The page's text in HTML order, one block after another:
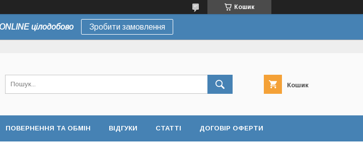
Кошик
цілодобово Зробити замовлення
Кошик
ПОВЕРНЕННЯ ТА ОБМІН ВІДГУКИ СТАТТІ ДОГОВІР ОФЕРТИ